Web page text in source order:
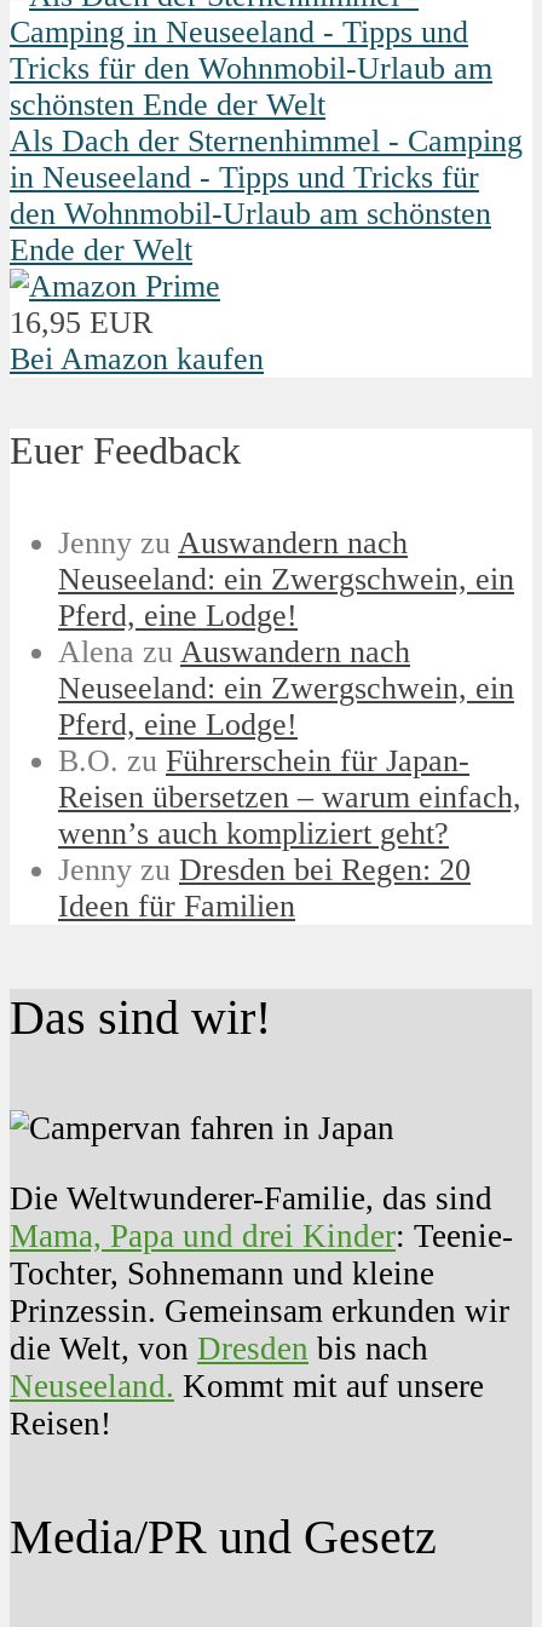
Als Dach der Sternenhimmel - Camping
in Neuseeland - Tipps und Tricks für
den Wohnmobil-Urlaub am schönsten
Ende der Welt
16,95 EUR
Bei Amazon kaufen
Euer Feedback
Jenny zu Auswandern nach
Neuseeland: ein Zwergschwein, ein
Pferd, eine Lodge!
Alena zu Auswandern nach
Neuseeland: ein Zwergschwein, ein
Pferd, eine Lodge!
B.O. zu Führerschein für Japan-
Reisen übersetzen – warum einfach,
wenn’s auch kompliziert geht?
Jenny zu Dresden bei Regen: 20
Ideen für Familien
Das sind wir!
Die Weltwunderer-Familie, das sind
Mama, Papa und drei Kinder: Teenie-
Tochter, Sohnemann und kleine
Prinzessin. Gemeinsam erkunden wir
die Welt, von Dresden bis nach
Neuseeland. Kommt mit auf unsere
Reisen!
Media/PR und Gesetz